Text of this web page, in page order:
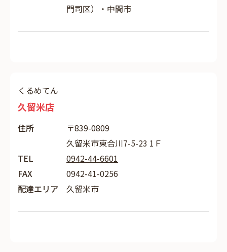
門司区）・中間市
くるめてん
久留米店
住所
〒839-0809
久留米市東合川7-5-23 1Ｆ
TEL
0942-44-6601
FAX
0942-41-0256
配達エリア
久留米市